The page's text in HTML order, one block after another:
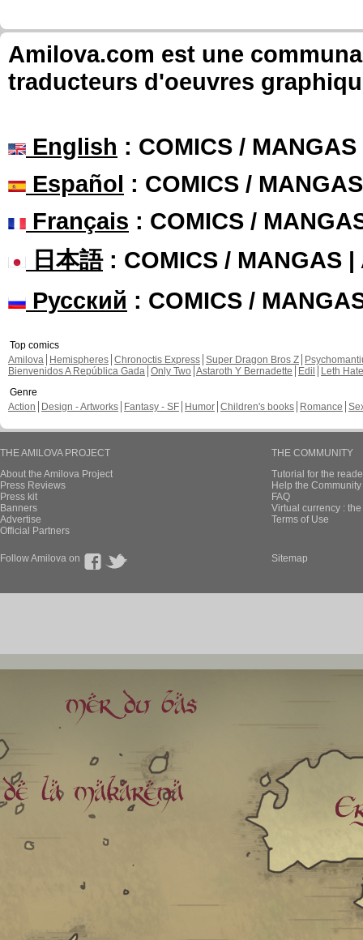
Amilova.com est une
traducteurs d'oeuvres
English : COMICS /
Español : COMICS /
Français : COMICS /
日本語: COMICS / MANGAS |
Русский : COMICS /
Top comics
Amilova
Hemispheres Chronoctis Express Super Dragon Bros Z
Bienvenidos A República Gada Only Two Astaroth Y Bernadette Edil
Leth Hate
Genre
Action
Design - Artworks Fantasy - SF Humor Children's books Romance
THE AMILOVA PROJECT
About the Amilova Project
Press Reviews
Press kit
Banners
Advertise
Official Partners
THE COMMUNITY
Tutorial for the
Help the
FAQ
Virtual currency :
Terms of Use
Follow Amilova on Sitemap